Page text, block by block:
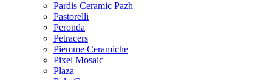
Pardis Ceramic Pazh
Pastorelli
Peronda
Petracers
Piemme Ceramiche
Pixel Mosaic
Plaza